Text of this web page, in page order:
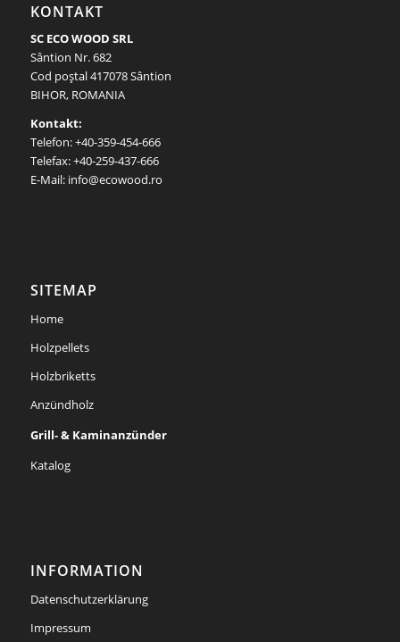
KONTAKT
SC ECO WOOD SRL
Sântion Nr. 682
Cod poştal 417078 Sântion
BIHOR, ROMANIA
Kontakt:
Telefon: +40-359-454-666
Telefax: +40-259-437-666
E-Mail: info@ecowood.ro
SITEMAP
Home
Holzpellets
Holzbriketts
Anzündholz
Grill- & Kaminanzünder
Katalog
INFORMATION
Datenschutzerklärung
Impressum